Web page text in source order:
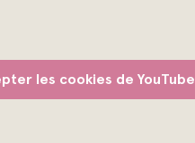
les cookies de YouTube